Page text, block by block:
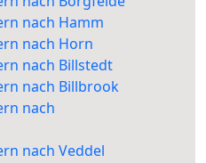
nach Hamm
nach Horn
nach Billstedt
nach Billbrook
nach
nach Veddel